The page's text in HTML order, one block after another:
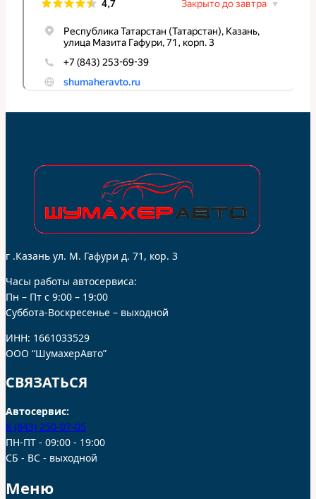
г .Казань ул. М. Гафури д. 71, кор. 3
Часы работы автосервиса:
Пн – Пт с 9:00 – 19:00
Суббота-Воскресенье – выходной
ИНН: 1661033529
ООО “ШумахерАвто”
СВЯЗАТЬСЯ
Автосервис:
8 (843) 250-07-05
ПН-ПТ - 09:00 - 19:00
СБ - ВС - выходной
Меню